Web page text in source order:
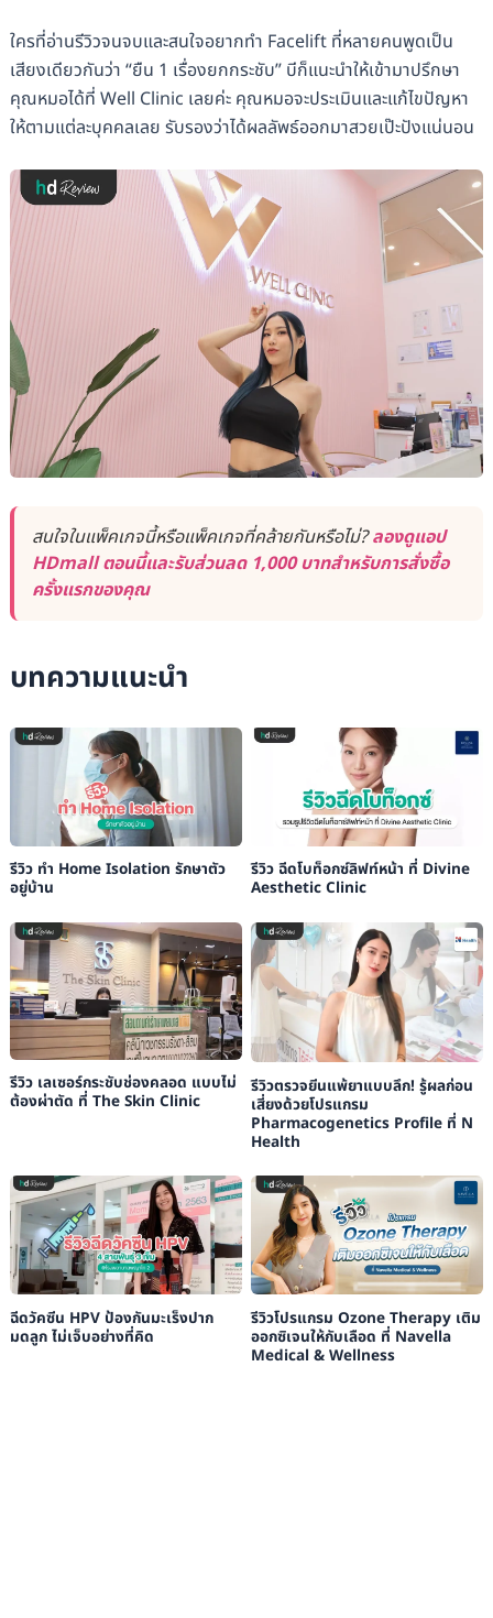
ใครที่อ่านรีวิวจนจบและสนใจอยากทำ Facelift ที่หลายคนพูดเป็น
เสียงเดียวกันว่า “ยืน 1 เรื่องยกกระชับ” บีก็แนะนำให้เข้ามาปรึกษา
คุณหมอได้ที่ Well Clinic เลยค่ะ คุณหมอจะประเมินและแก้ไขปัญหา
ให้ตามแต่ละบุคคลเลย รับรองว่าได้ผลลัพธ์ออกมาสวยเป๊ะปังแน่นอน
สนใจในแพ็คเกจนี้หรือแพ็คเกจที่คล้ายกันหรือไม่?ลองดูแอป
HDmall ตอนนี้และรับส่วนลด 1,000 บาทสำหรับการสั่งซื้อ
ครั้งแรกของคุณ
บทความแนะนำ
รีวิว ทำ Home Isolation รักษาตัว
อยู่บ้าน
รีวิว ฉีดโบท็อกซ์ลิฟท์หน้า ที่ Divine
Aesthetic Clinic
รีวิว เลเซอร์กระชับช่องคลอด แบบไม่
ต้องผ่าตัด ที่ The Skin Clinic
รีวิวตรวจยีนแพ้ยาแบบลึก! รู้ผลก่อน
เสี่ยงด้วยโปรแกรม
Pharmacogenetics Profile ที่ N
Health
ฉีดวัคซีน HPV ป้องกันมะเร็งปาก
มดลูก ไม่เจ็บอย่างที่คิด
รีวิวโปรแกรม Ozone Therapy เติม
ออกซิเจนให้กับเลือด ที่ Navella
Medical & Wellness